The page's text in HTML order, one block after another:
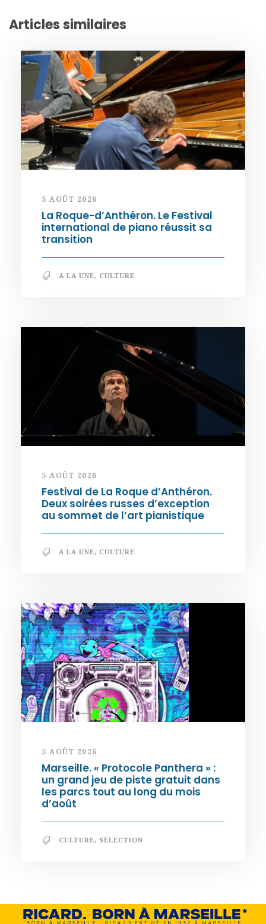
Articles similaires
5 AOÛT 2026
La Roque-d’Anthéron. Le Festival
international de piano réussit sa
transition
A LA UNE, CULTURE
5 AOÛT 2026
Festival de La Roque d’Anthéron.
Deux soirées russes d’exception
au sommet de l’art pianistique
A LA UNE, CULTURE
5 AOÛT 2026
Marseille. « Protocole Panthera » :
un grand jeu de piste gratuit dans
les parcs tout au long du mois
d’août
CULTURE, SÉLECTION